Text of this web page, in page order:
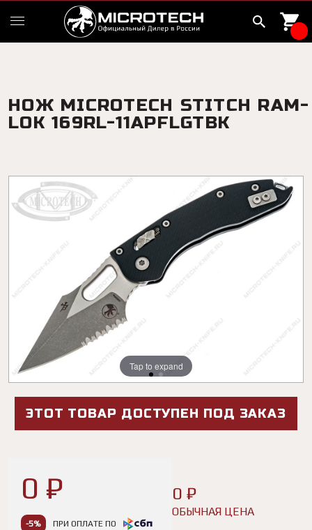
НОЖ MICROTECH STITCH RAM-
LOK 169RL-11APFLGTBK
Tap to expand
Tap to expand
ЭТОТ ТОВАР ДОСТУПЕН ПОД ЗАКАЗ
0 ₽
-5% ПРИ ОПЛАТЕ ПО
0 ₽
ОБЫЧНАЯ ЦЕНА